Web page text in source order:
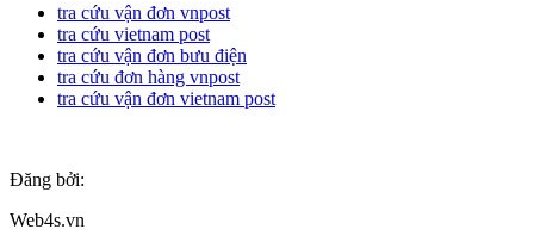
tra cứu vận đơn vnpost
tra cứu vietnam post
tra cứu vận đơn bưu điện
tra cứu đơn hàng vnpost
tra cứu vận đơn vietnam post
Đăng bởi:
Web4s.vn